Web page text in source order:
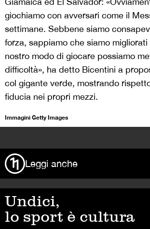
giochiamo con avversari come il
settimane. Sebbene siamo
forza, sappiamo che siamo
nostro modo di giocare possiamo
difficoltà», ha detto Bicentini a
col gigante verde, mostrando
fiducia nei propri mezzi.
Immagini Getty Images
Leggi anche
Undici,
lo sport è cultura